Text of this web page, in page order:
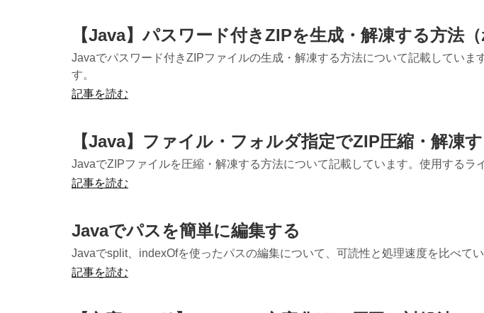
【Java】パスワード付きZIPを生成・解凍する方法（
Javaでパスワード付きZIPファイルの生成・解凍する方法について記載していま
す。
記事を読む
【Java】ファイル・フォルダ指定でZIP圧縮・解凍
JavaでZIPファイルを圧縮・解凍する方法について記載しています。使用するラ
記事を読む
Javaでパスを簡単に編集する
Javaでsplit、indexOfを使ったパスの編集について、可読性と処理速度を比べてい
記事を読む